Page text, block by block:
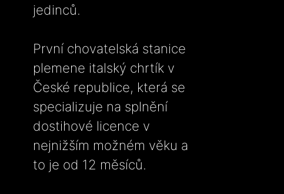
jedinců.
První chovatelská stanice
plemene italský chrtík v
České republice, která se
specializuje na splnění
dostihové licence v
nejnižším možném věku a
to je od 12 měsíců.